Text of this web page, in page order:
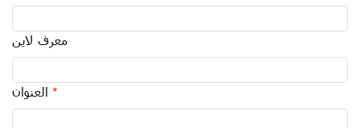
معرف لاين
العنوان